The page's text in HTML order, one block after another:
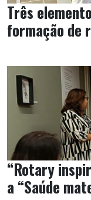
Três
formação de
“Rotary
a “Saúde